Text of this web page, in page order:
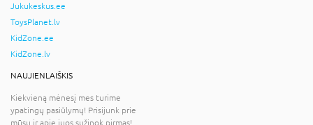
Jukukeskus.ee
ToysPlanet.lv
KidZone.ee
KidZone.lv
NAUJIENLAIŠKIS
Kiekvieną mėnesį mes turime
ypatingų pasiūlymų! Prisijunk prie